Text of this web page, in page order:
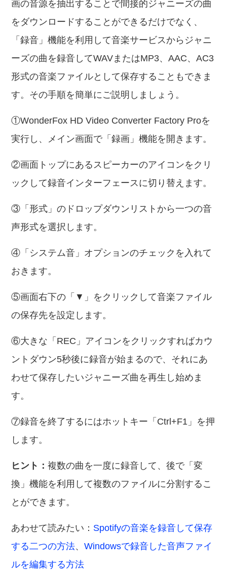
画の音源を抽出することで間接的ジャニーズの曲
をダウンロードすることができるだけでなく、
「録音」機能を利用して音楽サービスからジャニ
ーズの曲を録音してWAVまたはMP3、AAC、AC3
形式の音楽ファイルとして保存することもできま
す。その手順を簡単にご説明しましょう。
①WonderFox HD Video Converter Factory Proを
実行し、メイン画面で「録画」機能を開きます。
②画面トップにあるスピーカーのアイコンをクリ
ックして録音インターフェースに切り替えます。
③「形式」のドロップダウンリストから一つの音
声形式を選択します。
④「システム音」オプションのチェックを入れて
おきます。
⑤画面右下の「▼」をクリックして音楽ファイル
の保存先を設定します。
⑥大きな「REC」アイコンをクリックすればカウ
ントダウン5秒後に録音が始まるので、それにあ
わせて保存したいジャニーズ曲を再生し始めま
す。
⑦録音を終了するにはホットキー「Ctrl+F1」を押
します。
ヒント：複数の曲を一度に録音して、後で「変
換」機能を利用して複数のファイルに分割するこ
とができます。
あわせて読みたい： Spotifyの音楽を録音して保存
する二つの方法、Windowsで録音した音声ファイ
ルを編集する方法